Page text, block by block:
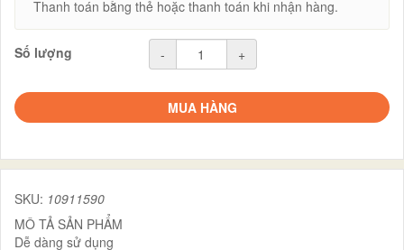
Thanh toán bằng thẻ hoặc thanh toán khi nhận hàng.
Số lượng - +
MUA HÀNG
SKU: 10911590
MÔ TẢ SẢN PHẨM
Dễ dàng sử dụng